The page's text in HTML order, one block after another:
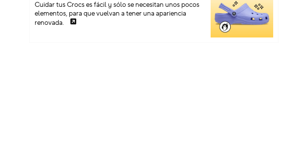
Cuidar tus Crocs es fácil y sólo se necesitan unos pocos
elementos, para que vuelvan a tener una apariencia
renovada.